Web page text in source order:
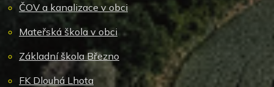
ČOV a kanalizace v obci
Mateřská škola v obci
Základní škola Březno
FK Dlouhá Lhota